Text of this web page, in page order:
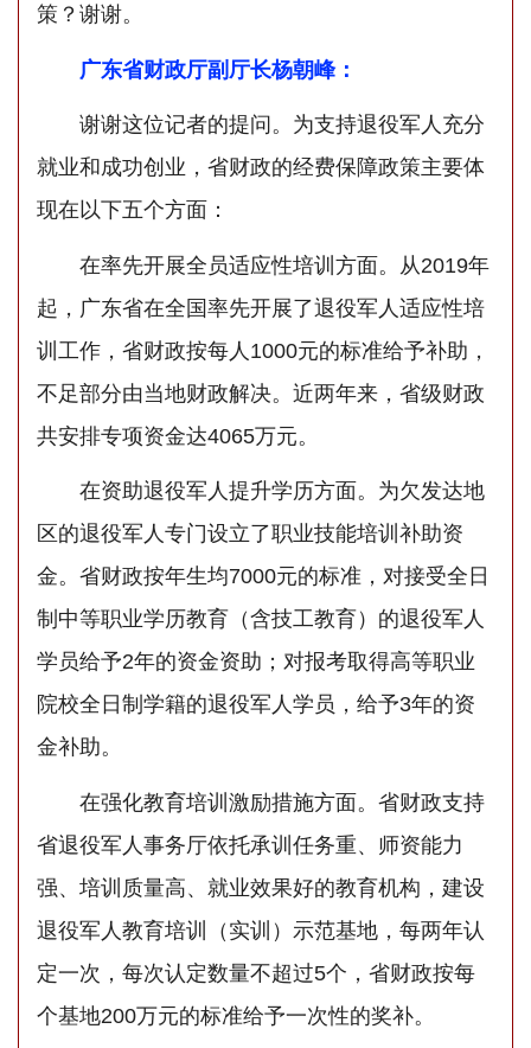
策？谢谢。
广东省财政厅副厅长杨朝峰：
谢谢这位记者的提问。为支持退役军人充分
就业和成功创业，省财政的经费保障政策主要体
现在以下五个方面：
在率先开展全员适应性培训方面。从2019年
起，广东省在全国率先开展了退役军人适应性培
训工作，省财政按每人1000元的标准给予补助，
不足部分由当地财政解决。近两年来，省级财政
共安排专项资金达4065万元。
在资助退役军人提升学历方面。为欠发达地
区的退役军人专门设立了职业技能培训补助资
金。省财政按年生均7000元的标准，对接受全日
制中等职业学历教育（含技工教育）的退役军人
学员给予2年的资金资助；对报考取得高等职业
院校全日制学籍的退役军人学员，给予3年的资
金补助。
在强化教育培训激励措施方面。省财政支持
省退役军人事务厅依托承训任务重、师资能力
强、培训质量高、就业效果好的教育机构，建设
退役军人教育培训（实训）示范基地，每两年认
定一次，每次认定数量不超过5个，省财政按每
个基地200万元的标准给予一次性的奖补。